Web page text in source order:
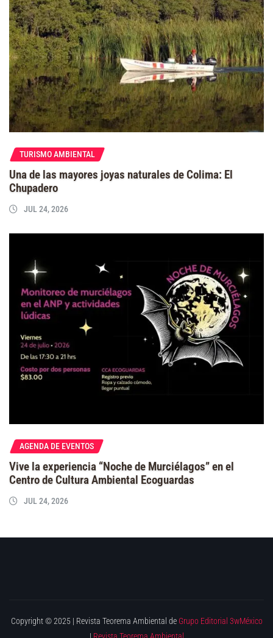
TURISMO AMBIENTAL
Una de las mayores joyas naturales de Colima: El
Chupadero
JUL 24, 2026
AGENDA DE EVENTOS
Vive la experiencia “Noche de Murciélagos” en el
Centro de Cultura Ambiental Ecoguardas
JUL 24, 2026
Copyright © 2025 | Revista Teorema Ambiental de Grupo Editorial 3wMéxico